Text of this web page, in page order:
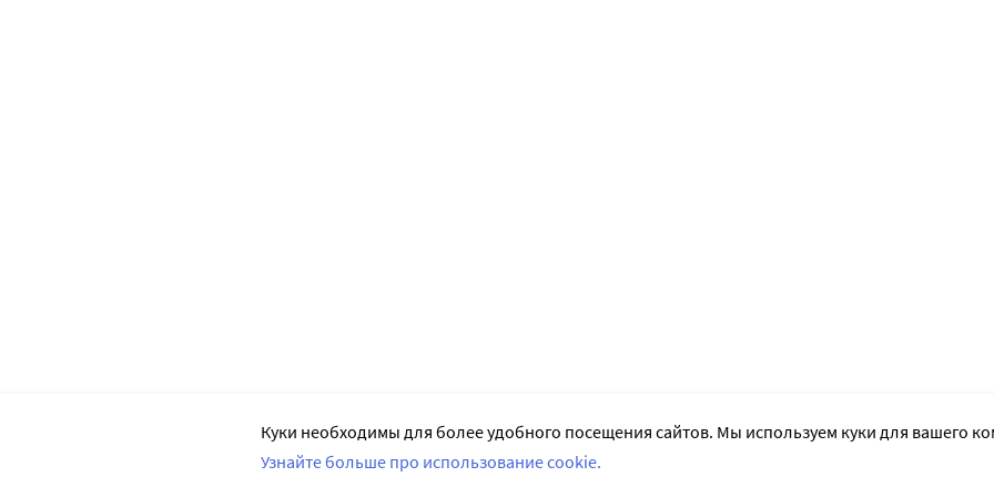
Куки необходимы для более удобного посещения сайтов. Мы используем куки для вашего
Узнайте больше про использование cookie.